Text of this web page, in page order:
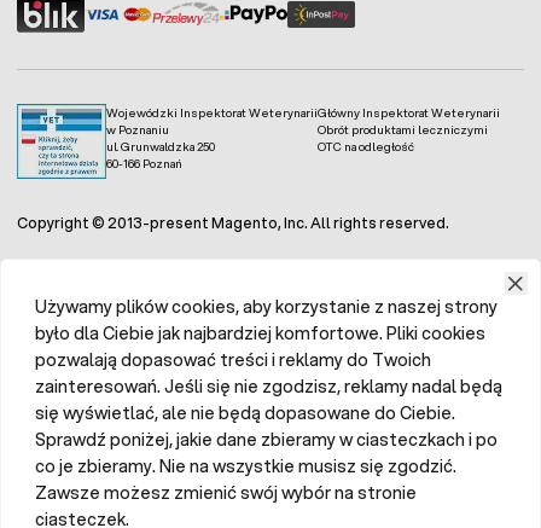
Wojewódzki Inspektorat Weterynarii
w Poznaniu
ul. Grunwaldzka 250
60-166 Poznań
Główny Inspektorat Weterynarii
Obrót produktami leczniczymi
OTC na odległość
Copyright © 2013-present Magento, Inc. All rights reserved.
Używamy plików cookies, aby korzystanie z naszej strony
było dla Ciebie jak najbardziej komfortowe. Pliki cookies
pozwalają dopasować treści i reklamy do Twoich
zainteresowań. Jeśli się nie zgodzisz, reklamy nadal będą
się wyświetlać, ale nie będą dopasowane do Ciebie.
Sprawdź poniżej, jakie dane zbieramy w ciasteczkach i po
co je zbieramy. Nie na wszystkie musisz się zgodzić.
Zawsze możesz zmienić swój wybór na stronie
ciasteczek.